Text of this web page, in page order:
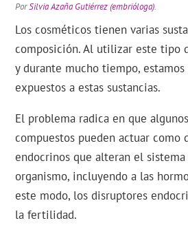
PorSilvia Azaña Gutiérrez (embrióloga).
Los cosméticos tienen varias
composición. Al utilizar este tipo
y durante mucho tiempo,
expuestos a estas sustancias.
El problema radica en que
compuestos pueden actuar como
endocrinos que alteran el
organismo, incluyendo a las
este modo, los disruptores
la fertilidad.